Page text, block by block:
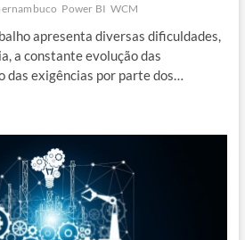
Power BI WCM
apresenta diversas dificuldades,
a constante evolução das
das exigências por parte dos…